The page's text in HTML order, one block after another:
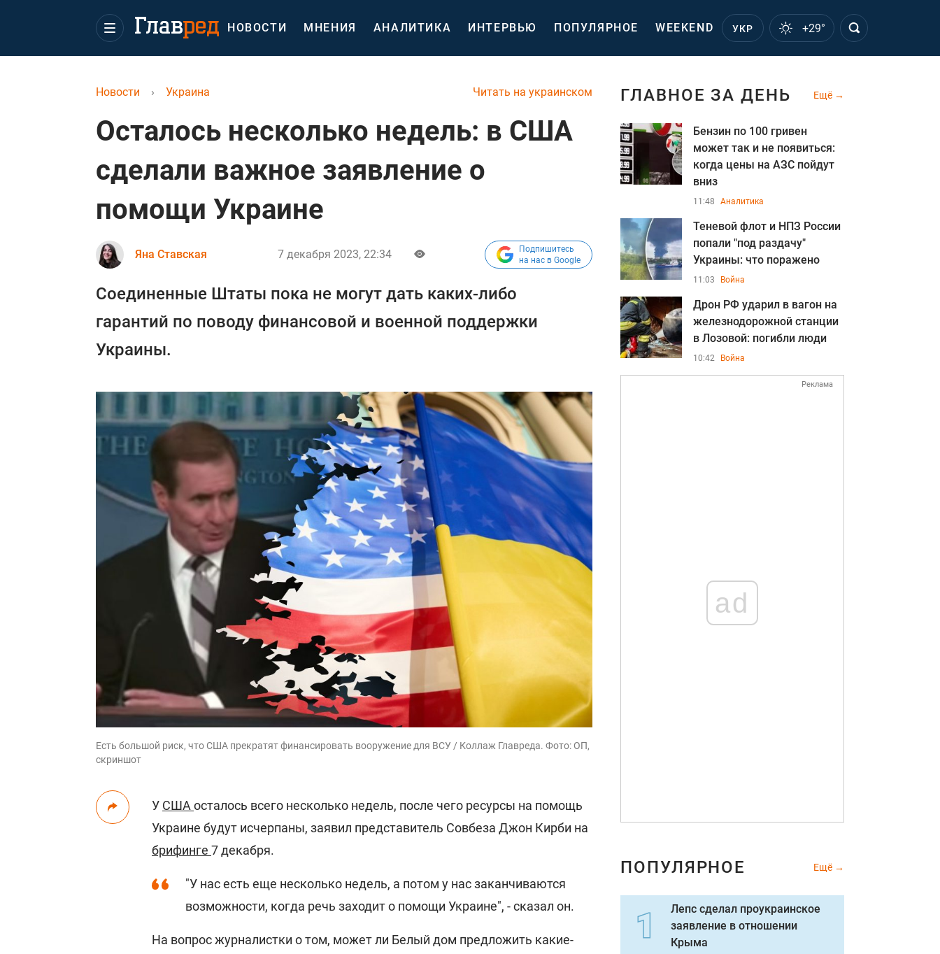
НОВОСТИ МНЕНИЯ АНАЛИТИКА ИНТЕРВЬЮ ПОПУЛЯРНОЕ WEEKEND УКР +29°
Читать на украинском
Новости › Украина
Осталось несколько недель: в США
сделали важное заявление о
помощи Украине
Яна Ставская 7 декабря 2023, 22:34
Подпишитесь
на нас в Google
Соединенные Штаты пока не могут дать каких-либо
гарантий по поводу финансовой и военной поддержки
Украины.
Есть большой риск, что США прекратят финансировать вооружение для ВСУ / Коллаж Главреда. Фото: ОП,
скриншот
У США осталось всего несколько недель, после чего ресурсы на помощь
Украине будут исчерпаны, заявил представитель Совбеза Джон Кирби на
брифинге 7 декабря.
"У нас есть еще несколько недель, а потом у нас заканчиваются
возможности, когда речь заходит о помощи Украине", - сказал он.
На вопрос журналистки о том, может ли Белый дом предложить какие-
ГЛАВНОЕ ЗА ДЕНЬ Ещё
Бензин по 100 гривен
может так и не появиться:
когда цены на АЗС пойдут
вниз
11:48 Аналитика
Теневой флот и НПЗ России
попали "под раздачу"
Украины: что поражено
11:03 Война
Дрон РФ ударил в вагон на
железнодорожной станции
в Лозовой: погибли люди
10:42 Война
Реклама
ad
ПОПУЛЯРНОЕ Ещё
Лепс сделал проукраинское
заявление в отношении
Крыма